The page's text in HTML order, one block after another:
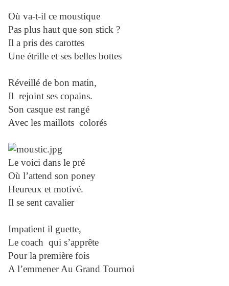
Où va-t-il ce moustique
Pas plus haut que son stick ?
Il a pris des carottes
Une étrille et ses belles bottes
Réveillé de bon matin,
Il rejoint ses copains.
Son casque est rangé
Avec les maillots colorés
Le voici dans le pré
Où l’attend son poney
Heureux et motivé.
Il se sent cavalier
Impatient il guette,
Le coach qui s’apprête
Pour la première fois
A l’emmener Au Grand Tournoi